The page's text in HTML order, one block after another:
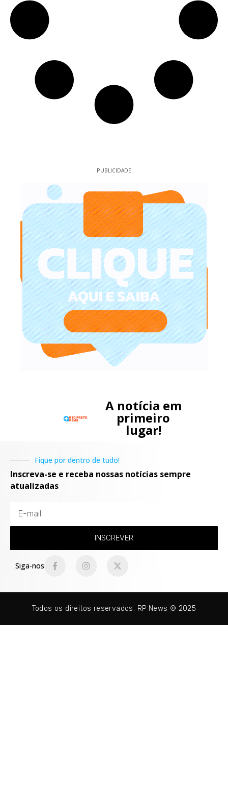
PUBLICIDADE
A notícia em
primeiro
lugar!
Fique por dentro de tudo!
Inscreva-se e receba nossas notícias sempre
atualizadas
INSCREVER
Siga-nos
Todos os direitos reservados. RP News © 2025